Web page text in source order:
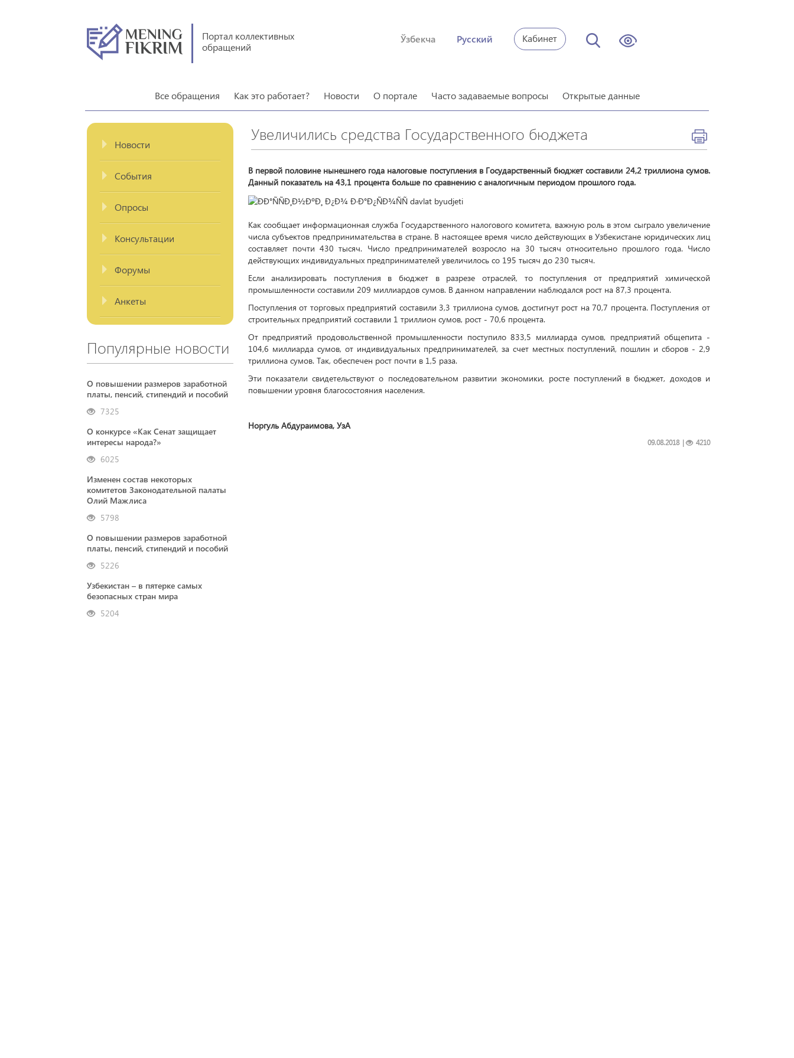
Портал коллективных
обращений
Ўзбекча Русский Кабинет
Все обращения Как это работает? Новости О портале Часто задаваемые вопросы Открытые данные
Новости
События
Опросы
Консультации
Форумы
Анкеты
Популярные новости
О повышении размеров заработной
платы, пенсий, стипендий и пособий
7325
О конкурсе «Как Сенат защищает
интересы народа?»
6025
Изменен состав некоторых
комитетов Законодательной палаты
Олий Мажлиса
5798
О повышении размеров заработной
платы, пенсий, стипендий и пособий
5226
Узбекистан – в пятерке самых
безопасных стран мира
5204
Увеличились средства Государственного бюджета
В первой половине нынешнего года налоговые поступления в Государственный бюджет составили 24,2 триллиона сумов.
Данный показатель на 43,1 процента больше по сравнению с аналогичным периодом прошлого года.
Как сообщает информационная служба Государственного налогового комитета, важную роль в этом сыграло увеличение
числа субъектов предпринимательства в стране. В настоящее время число действующих в Узбекистане юридических лиц
составляет почти 430 тысяч. Число предпринимателей возросло на 30 тысяч относительно прошлого года. Число
действующих индивидуальных предпринимателей увеличилось со 195 тысяч до 230 тысяч.
Если анализировать поступления в бюджет в разрезе отраслей, то поступления от предприятий химической
промышленности составили 209 миллиардов сумов. В данном направлении наблюдался рост на 87,3 процента.
Поступления от торговых предприятий составили 3,3 триллиона сумов, достигнут рост на 70,7 процента. Поступления от
строительных предприятий составили 1 триллион сумов, рост - 70,6 процента.
От предприятий продовольственной промышленности поступило 833,5 миллиарда сумов, предприятий общепита -
104,6 миллиарда сумов, от индивидуальных предпринимателей, за счет местных поступлений, пошлин и сборов - 2,9
триллиона сумов. Так, обеспечен рост почти в 1,5 раза.
Эти показатели свидетельствуют о последовательном развитии экономики, росте поступлений в бюджет, доходов и
повышении уровня благосостояния населения.
Норгуль Абдураимова, УзА
| 4210
09.08.2018